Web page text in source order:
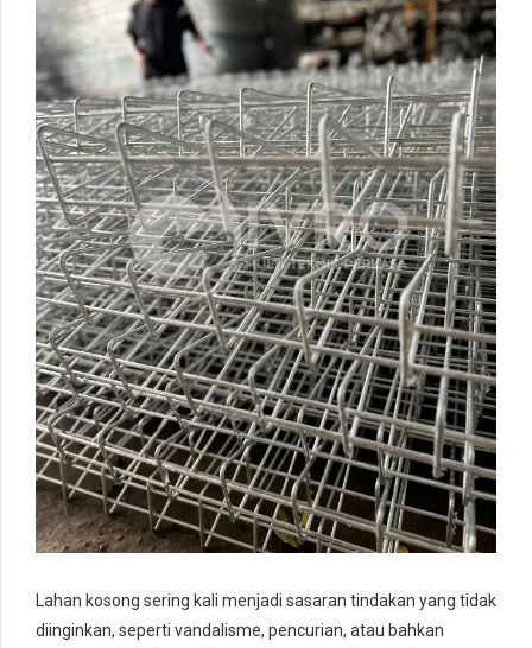
Lahan kosong sering kali menjadi sasaran tindakan yang tidak
diinginkan, seperti vandalisme, pencurian, atau bahkan